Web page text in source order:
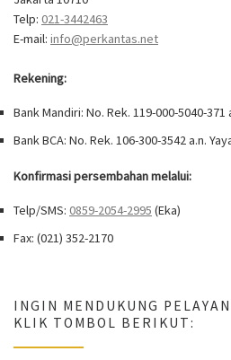
Telp: 021-3442463
E-mail: info@perkantas.net
Rekening:
Bank Mandiri: No. Rek. 119-000-5040-
Bank BCA: No. Rek. 106-300-3542 a.n.
Konfirmasi persembahan melalui:
Telp/SMS: 0859-2054-2995 (Eka)
Fax: (021) 352-2170
INGIN MENDUKUNG
KLIK TOMBOL BERIKUT: